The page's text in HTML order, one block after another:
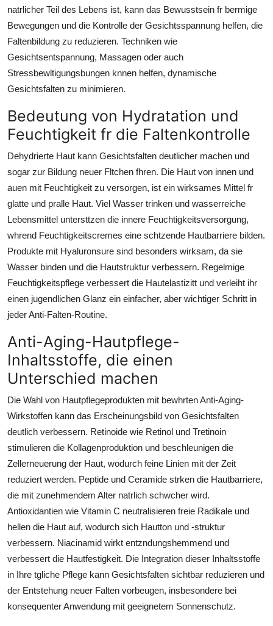
natrlicher Teil des Lebens ist, kann das Bewusstsein fr bermige
Bewegungen und die Kontrolle der Gesichtsspannung helfen, die
Faltenbildung zu reduzieren. Techniken wie
Gesichtsentspannung, Massagen oder auch
Stressbewltigungsbungen knnen helfen, dynamische
Gesichtsfalten zu minimieren.
Bedeutung von Hydratation und
Feuchtigkeit fr die Faltenkontrolle
Dehydrierte Haut kann Gesichtsfalten deutlicher machen und
sogar zur Bildung neuer Fltchen fhren. Die Haut von innen und
auen mit Feuchtigkeit zu versorgen, ist ein wirksames Mittel fr
glatte und pralle Haut. Viel Wasser trinken und wasserreiche
Lebensmittel untersttzen die innere Feuchtigkeitsversorgung,
whrend Feuchtigkeitscremes eine schtzende Hautbarriere bilden.
Produkte mit Hyaluronsure sind besonders wirksam, da sie
Wasser binden und die Hautstruktur verbessern. Regelmige
Feuchtigkeitspflege verbessert die Hautelastizitt und verleiht ihr
einen jugendlichen Glanz ein einfacher, aber wichtiger Schritt in
jeder Anti-Falten-Routine.
Anti-Aging-Hautpflege-
Inhaltsstoffe, die einen
Unterschied machen
Die Wahl von Hautpflegeprodukten mit bewhrten Anti-Aging-
Wirkstoffen kann das Erscheinungsbild von Gesichtsfalten
deutlich verbessern. Retinoide wie Retinol und Tretinoin
stimulieren die Kollagenproduktion und beschleunigen die
Zellerneuerung der Haut, wodurch feine Linien mit der Zeit
reduziert werden. Peptide und Ceramide strken die Hautbarriere,
die mit zunehmendem Alter natrlich schwcher wird.
Antioxidantien wie Vitamin C neutralisieren freie Radikale und
hellen die Haut auf, wodurch sich Hautton und -struktur
verbessern. Niacinamid wirkt entzndungshemmend und
verbessert die Hautfestigkeit. Die Integration dieser Inhaltsstoffe
in Ihre tgliche Pflege kann Gesichtsfalten sichtbar reduzieren und
der Entstehung neuer Falten vorbeugen, insbesondere bei
konsequenter Anwendung mit geeignetem Sonnenschutz.